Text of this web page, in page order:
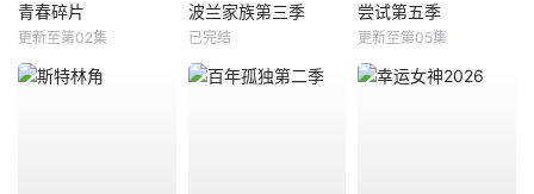
青春碎片
更新至第02集
波兰家族第三季
已完结
尝试第五季
更新至第05集